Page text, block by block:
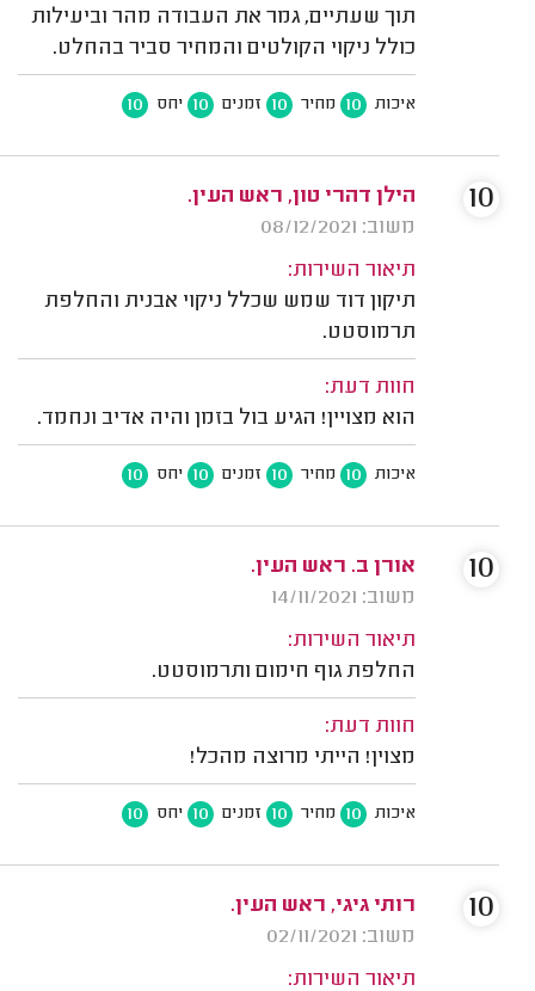
תוך שעתיים, גמר את העבודה מהר וביעילות
כולל ניקוי הקולטים והמחיר סביר בהחלט.
איכות 10 מחיר 10 זמנים 10 יחס 10
הילן דהרי טון, ראש העין.
משוב: 08/12/2021
תיאור השירות:
תיקון דוד שמש שכלל ניקוי אבנית והחלפת
תרמוסטט.
חוות דעת:
הוא מצויין! הגיע בול בזמן והיה אדיב ונחמד.
איכות 10 מחיר 10 זמנים 10 יחס 10
10
אורן ב. ראש העין.
משוב: 14/11/2021
תיאור השירות:
החלפת גוף חימום ותרמוסטט.
חוות דעת:
מצוין! הייתי מרוצה מהכל!
איכות 10 מחיר 10 זמנים 10 יחס 10
10
רותי גיגי, ראש העין.
משוב: 02/11/2021
תיאור השירות:
10